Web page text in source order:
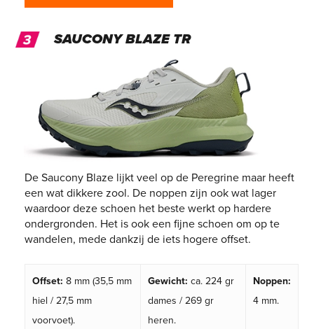
SAUCONY BLAZE TR
De Saucony Blaze lijkt veel op de Peregrine maar heeft
een wat dikkere zool. De noppen zijn ook wat lager
waardoor deze schoen het beste werkt op hardere
ondergronden. Het is ook een fijne schoen om op te
wandelen, mede dankzij de iets hogere offset.
Offset: 8 mm (35,5 mm
hiel / 27,5 mm
voorvoet).
Gewicht: ca. 224 gr
dames / 269 gr
heren.
Noppen:
4 mm.